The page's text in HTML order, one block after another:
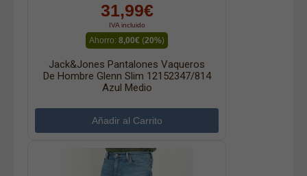
31,99€
IVA incluido
Ahorro: 8,00€ (20%)
Jack&Jones Pantalones Vaqueros
De Hombre Glenn Slim 12152347/814
Azul Medio